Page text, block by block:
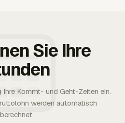
Sie Ihre
Ihre Kommt- und Geht-Zeiten ein.
werden automatisch
berechnet.